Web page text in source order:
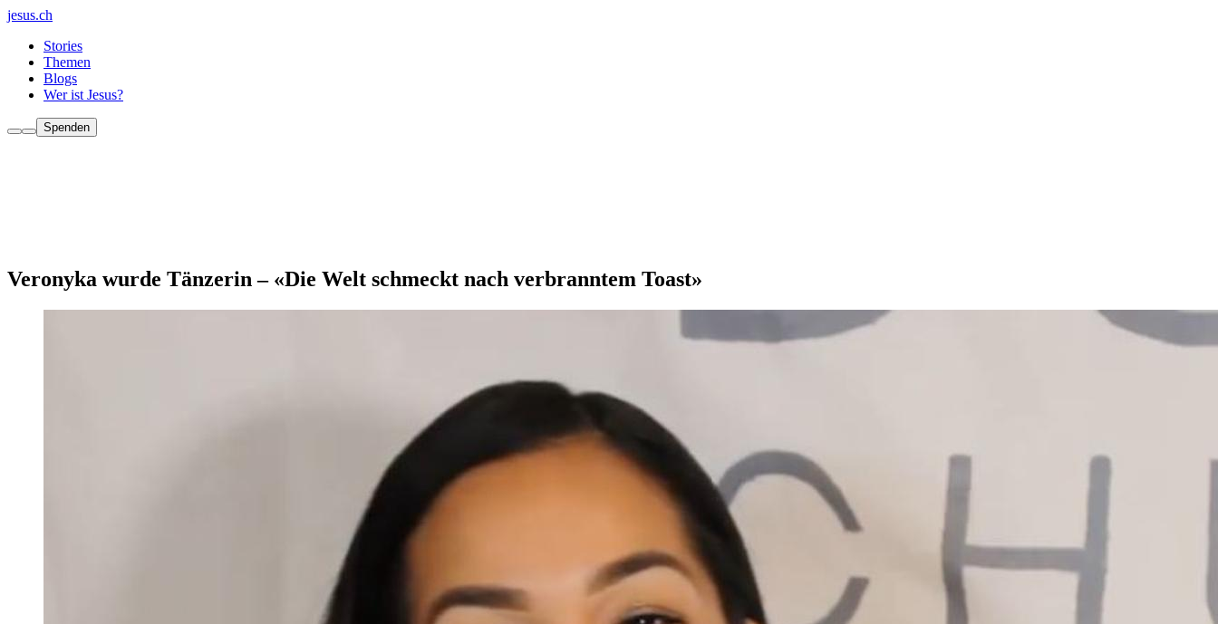
jesus.ch
Stories
Themen
Blogs
Wer ist Jesus?
Spenden
Veronyka wurde Tänzerin – «Die Welt schmeckt nach verbranntem Toast»